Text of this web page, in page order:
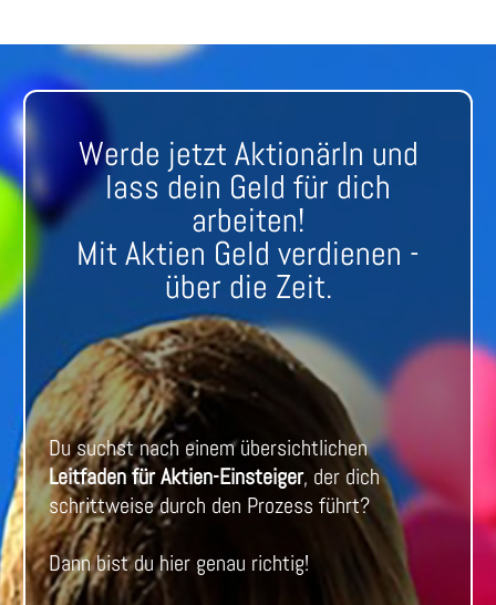
Werde jetzt AktionärIn und
lass dein Geld für dich
arbeiten!
Mit Aktien Geld verdienen -
über die Zeit.
Du suchst nach einem übersichtlichen
Leitfaden für Aktien-Einsteiger, der dich
schrittweise durch den Prozess führt?
Dann bist du hier genau richtig!